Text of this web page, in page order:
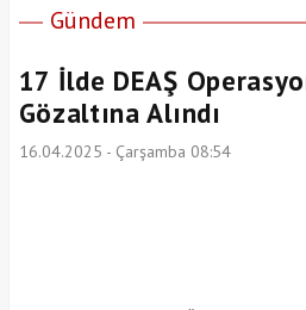
Gündem
17 İlde DEAŞ
Gözaltına Alındı
16.04.2025 - Çarşamba 08:54